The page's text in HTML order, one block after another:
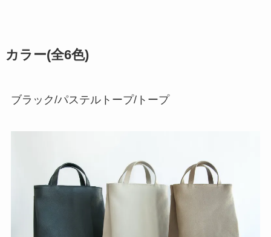
カラー(全6色)
ブラック/パステルトープ/トープ